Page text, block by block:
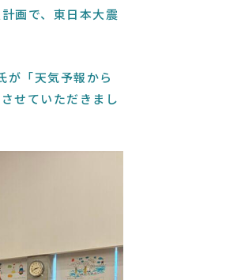
画で、東日本大震
が「天気予報から
せていただきまし